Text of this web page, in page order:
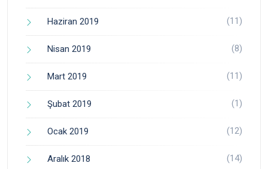
Haziran 2019 (11)
Nisan 2019 (8)
Mart 2019 (11)
Şubat 2019 (1)
Ocak 2019 (12)
Aralık 2018 (14)